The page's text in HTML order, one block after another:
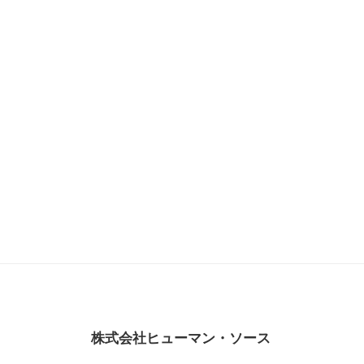
株式会社ヒューマン・ソース